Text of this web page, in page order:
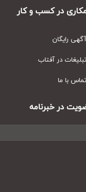
در کسب و کار
رایگان
در آفتاب
با ما
در خبرنامه